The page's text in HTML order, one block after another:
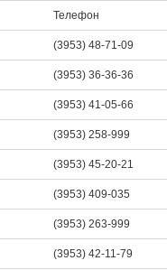
Телефон
(3953) 48-71-09
(3953) 36-36-36
(3953) 41-05-66
(3953) 258-999
(3953) 45-20-21
(3953) 409-035
(3953) 263-999
(3953) 42-11-79